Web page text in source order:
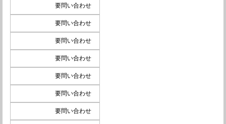
要問い合わせ
要問い合わせ
要問い合わせ
要問い合わせ
要問い合わせ
要問い合わせ
要問い合わせ